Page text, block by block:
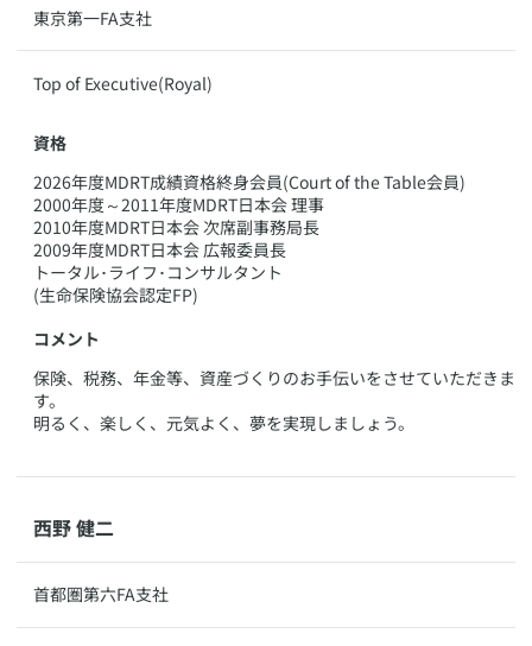
​東京第一FA支社
​Top of Executive(Royal)
資格
​2026年度MDRT成績資格終身会員(Court of the Table会員)
2000年度～2011年度MDRT日本会 理事
2010年度MDRT日本会 次席副事務局長
2009年度MDRT日本会 広報委員長
トータル･ライフ･コンサルタント
(生命保険協会認定FP)
コメント
​保険、税務、年金等、資産づくりのお手伝いをさせていただきま
す。
明るく、楽しく、元気よく、夢を実現しましょう。
​西野 健二
​​首都圏第六FA支社